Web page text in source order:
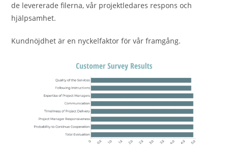
de levererade filerna, vår projektledares respons och
hjälpsamhet.
Kundnöjdhet är en nyckelfaktor för vår framgång.